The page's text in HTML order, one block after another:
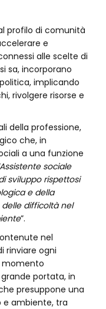
profilo di comunità
e
alle scelte di
sa, incorporano
implicando
rivolgere risorse e
della professione,
che, in
a una funzione
sociale
sviluppo rispettosi
e della
difficoltà nel
”.
nel
rinviare ogni
momento
portata, in
presuppone una
e ambiente, tra